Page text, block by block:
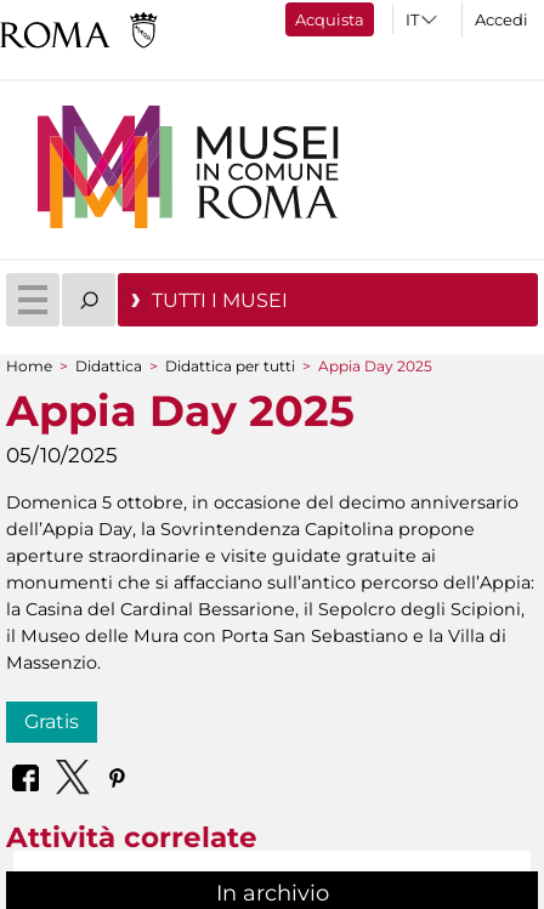
Acquista Accedi
TUTTI I MUSEI
Tu sei qui
Home > Didattica > Didattica per tutti > Appia Day 2025
Appia Day 2025
05/10/2025
Domenica 5 ottobre, in occasione del decimo anniversario
dell’Appia Day, la Sovrintendenza Capitolina propone
aperture straordinarie e visite guidate gratuite ai
monumenti che si affacciano sull’antico percorso dell’Appia:
la Casina del Cardinal Bessarione, il Sepolcro degli Scipioni,
il Museo delle Mura con Porta San Sebastiano e la Villa di
Massenzio.
Gratis
Attività correlate
In archivio